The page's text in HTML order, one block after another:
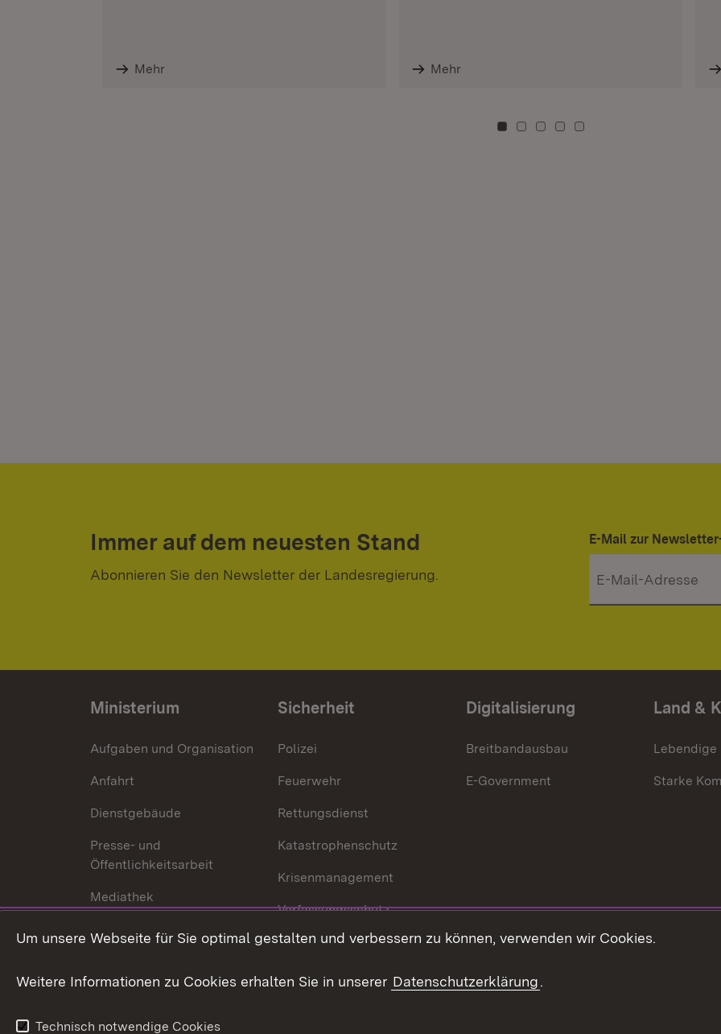
Mehr Mehr
Zu Kachel: 0
Zu Kachel: 3
Zu Kachel: 6
Zu Kachel: 9
Zu Kachel: 12
Immer auf dem neuesten Stand
Abonnieren Sie den Newsletter der Landesregierung.
E-Mail zur
Ministerium
Aufgaben und Organisation
Anfahrt
Dienstgebäude
Presse- und
Öffentlichkeitsarbeit
Mediathek
Publikationen
Sicherheit
Polizei
Feuerwehr
Rettungsdienst
Katastrophenschutz
Krisenmanagement
Verfassungsschutz
Datenschutz
Glücksspielrecht
Digitalisierung
Breitbandausbau
E-Government
Land &
Lebendige
Starke
Um unsere Webseite für Sie optimal gestalten und verbessern zu können, verwenden wir Cookies.
Weitere Informationen zu Cookies erhalten Sie in unserer Datenschutzerklärung.
Technisch notwendige Cookies